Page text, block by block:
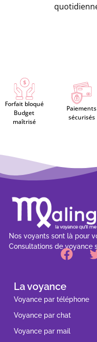
Forfait bloqué
Budget
maîtrisé
Paiements
sécurisés
Nos voyants sont là pour
Consultations de voyance
La voyance
Voyance par téléphone
Voyance par chat
Voyance par mail